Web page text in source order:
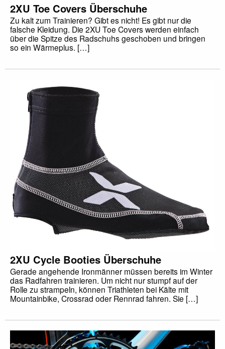
2XU Toe Covers Überschuhe
Zu kalt zum Trainieren? Gibt es nicht! Es gibt nur die
falsche Kleidung. Die 2XU Toe Covers werden einfach
über die Spitze des Radschuhs geschoben und bringen
so ein Wärmeplus. […]
2XU Cycle Booties Überschuhe
Gerade angehende Ironmänner müssen bereits im Winter
das Radfahren trainieren. Um nicht nur stumpf auf der
Rolle zu strampeln, können Triathleten bei Kälte mit
Mountainbike, Crossrad oder Rennrad fahren. Sie […]